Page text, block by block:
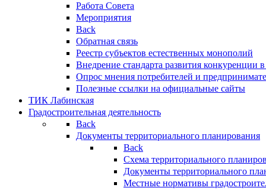
Работа Совета
Мероприятия
Back
Обратная связь
Реестр субъектов естественных монополий
Внедрение стандарта развития конкуренции
Опрос мнения потребителей и
Полезные ссылки на официальные сайты
ТИК Лабинская
Градостроительная деятельность
Back
Документы территориального планирования
Back
Схема территориального
Документы территориального
Местные нормативы